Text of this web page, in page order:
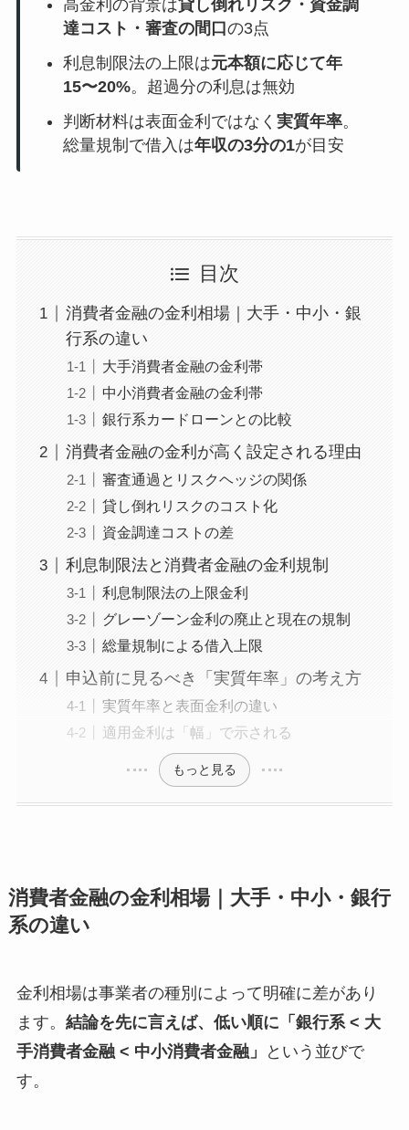
高金利の背景は貸し倒れリスク・資金調
達コスト・審査の間口の3点
利息制限法の上限は元本額に応じて年
15〜20%。超過分の利息は無効
判断材料は表面金利ではなく 実質年率。
総量規制で借入は年収の3分の1が目安
目次
消費者金融の金利相場｜大手・中小・銀
行系の違い
大手消費者金融の金利帯
中小消費者金融の金利帯
銀行系カードローンとの比較
消費者金融の金利が高く設定される理由
審査通過とリスクヘッジの関係
貸し倒れリスクのコスト化
資金調達コストの差
利息制限法と消費者金融の金利規制
利息制限法の上限金利
グレーゾーン金利の廃止と現在の規制
総量規制による借入上限
申込前に見るべき「実質年率」の考え方
実質年率と表面金利の違い
適用金利は「幅」で示される
もっと見る
消費者金融の金利相場｜大手・中小・銀行
系の違い
金利相場は事業者の種別によって明確に差があり
ます。 結論を先に言えば、低い順に「銀行系 < 大
手消費者金融 < 中小消費者金融」
という並びで
す。